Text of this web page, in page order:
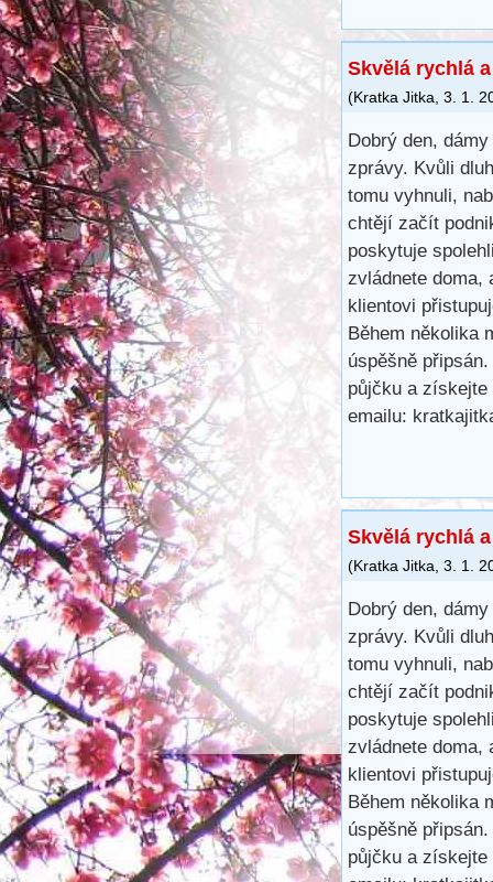
Skvělá rychlá
(Kratka Jitka 3. 1.
Dobrý den,
zprávy. Kvůli
tomu vyhnuli,
chtějí začít
poskytuje
zvládnete doma,
klientovi
Během několika
úspěšně
půjčku a získejte
emailu:
Skvělá rychlá
(Kratka Jitka 3. 1.
Dobrý den,
zprávy. Kvůli
tomu vyhnuli,
chtějí začít
poskytuje
zvládnete doma,
klientovi
Během několika
úspěšně
půjčku a získejte